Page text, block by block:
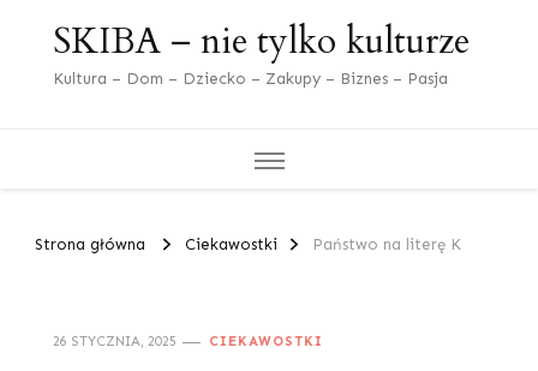
SKIBA – nie tylko kulturze
Kultura – Dom – Dziecko – Zakupy – Biznes – Pasja
Strona główna Ciekawostki Państwo na literę K
26 STYCZNIA, 2025 CIEKAWOSTKI